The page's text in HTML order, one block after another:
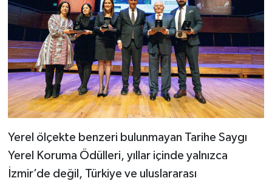
Yerel ölçekte benzeri bulunmayan Tarihe Saygı
Yerel Koruma Ödülleri, yıllar içinde yalnızca
İzmir’de değil, Türkiye ve uluslararası